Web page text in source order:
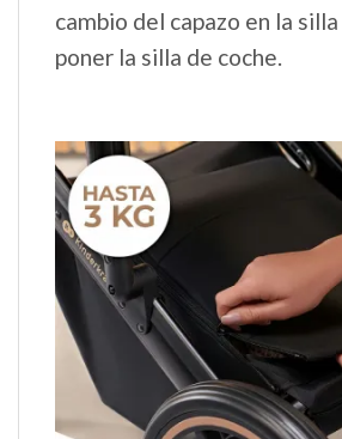
cambio del capazo en la
poner la silla de coche.